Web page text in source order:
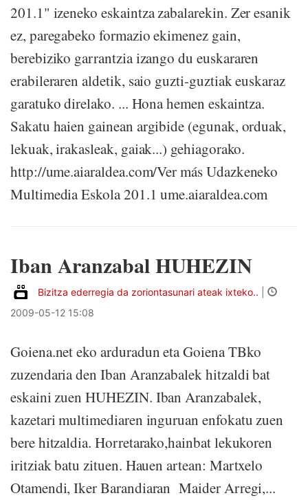
201.1" izeneko eskaintza zabalarekin. Zer esanik
ez, paregabeko formazio ekimenez gain,
berebiziko garrantzia izango du euskararen
erabileraren aldetik, saio guzti-guztiak euskaraz
garatuko direlako. ... Hona hemen eskaintza.
Sakatu haien gainean argibide (egunak, orduak,
lekuak, irakasleak, gaiak...) gehiagorako.
http://ume.aiaraldea.com/Ver más Udazkeneko
Multimedia Eskola 201.1 ume.aiaraldea.com
Iban Aranzabal HUHEZIN
Bizitza ederregia da zoriontasunari ateak ixteko..
2009-05-12 15:08
Goiena.net eko arduradun eta Goiena TBko
zuzendaria den Iban Aranzabalek hitzaldi bat
eskaini zuen HUHEZIN. Iban Aranzabalek,
kazetari multimediaren inguruan enfokatu zuen
bere hitzaldia. Horretarako,hainbat lekukoren
iritziak batu zituen. Hauen artean: Martxelo
Otamendi, Iker Barandiaran Maider Arregi,...